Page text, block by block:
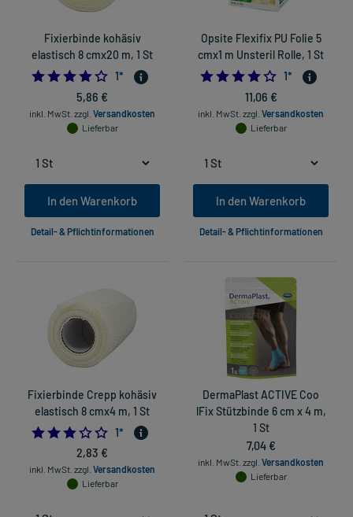
Fixierbinde kohäsiv
elastisch 8 cmx20 m, 1 St
4.0
1*
5,86 €
inkl. MwSt. zzgl. Versandkosten
Lieferbar
In den Warenkorb
Detail- & Pflichtinformationen
Opsite Flexifix PU Folie 5
cmx1 m Unsteril Rolle, 1 St
4.0
1*
11,06 €
inkl. MwSt. zzgl. Versandkosten
Lieferbar
In den Warenkorb
Detail- & Pflichtinformationen
Fixierbinde Crepp kohäsiv
elastisch 8 cmx4 m, 1 St
3.0
1*
2,83 €
inkl. MwSt. zzgl. Versandkosten
Lieferbar
DermaPlast ACTIVE Coo
lFix Stützbinde 6 cm x 4 m,
1 St
7,04 €
inkl. MwSt. zzgl. Versandkosten
Lieferbar